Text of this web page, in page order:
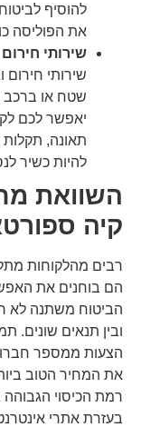
להוסיף
את הפוליסה
שירותי חירום
שירותי
שטח או ברכב
יאפשר לכם
תאונה, תקלות
להיות כשיר
השוואת
קיה
רבים מהלקוחות
הם בוחנים את
הביטוח משתנה לא
ובין תנאים שונים.
הצעות ממספר
את המחיר הטוב
רמת הכיסוי הגבוהה
בעזרת אתרי